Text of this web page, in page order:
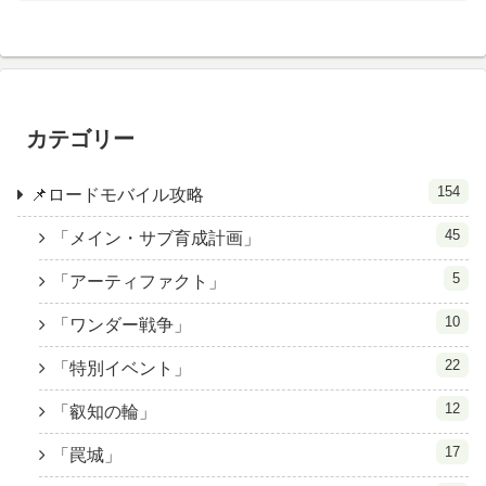
カテゴリー
📌ロードモバイル攻略 154
「メイン・サブ育成計画」 45
「アーティファクト」 5
「ワンダー戦争」 10
「特別イベント」 22
「叡知の輪」 12
「罠城」 17